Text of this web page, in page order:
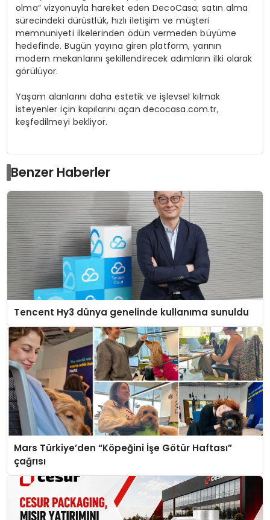
olma” vizyonuyla hareket edenDecoCasa; satın alma
sürecindeki dürüstlük, hızlı iletişim ve müşteri
memnuniyeti ilkelerindenödün vermeden büyüme
hedefinde. Bugün yayına giren platform, yarının
modern mekanlarını şekillendirecek adımların ilki olarak
görülüyor.
Yaşam alanlarını daha estetik ve işlevsel kılmak
isteyenler için kapılarını açandecocasa.com.tr,
keşfedilmeyi bekliyor.
Benzer Haberler
Tencent Hy3 dünya genelinde kullanıma sunuldu
Mars Türkiye’den “Köpeğini İşe Götür Haftası”
çağrısı